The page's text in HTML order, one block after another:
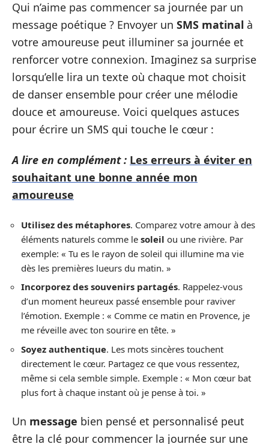
Qui n’aime pas commencer sa journée par un
message poétique ? Envoyer un SMS matinal à
votre amoureuse peut illuminer sa journée et
renforcer votre connexion. Imaginez sa surprise
lorsqu’elle lira un texte où chaque mot choisit
de danser ensemble pour créer une mélodie
douce et amoureuse. Voici quelques astuces
pour écrire un SMS qui touche le cœur :
A lire en complément : Les erreurs à éviter en
souhaitant une bonne année mon
amoureuse
Utilisez des métaphores. Comparez votre amour à des
éléments naturels comme le soleil ou une rivière. Par
exemple: « Tu es le rayon de soleil qui illumine ma vie
dès les premières lueurs du matin. »
Incorporez des souvenirs partagés. Rappelez-vous
d’un moment heureux passé ensemble pour raviver
l’émotion. Exemple : « Comme ce matin en Provence, je
me réveille avec ton sourire en tête. »
Soyez authentique. Les mots sincères touchent
directement le cœur. Partagez ce que vous ressentez,
même si cela semble simple. Exemple : « Mon cœur bat
plus fort à chaque instant où je pense à toi. »
Un message bien pensé et personnalisé peut
être la clé pour commencer la journée sur une